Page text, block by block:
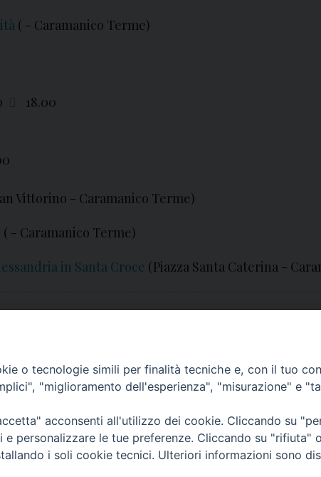
( - Caramanico Terme)
18.00
Vittorino - Caramanico Terme)
( - Caramanico Terme)
in Santa Croce (Piazza Santa Caterina -
COPYRIGHT 2020 © ARCIDIOCESI
o tecnologie simili per finalità tecniche e, con il tuo
"miglioramento dell'esperienza", "misurazione" e
acconsenti all'utilizzo dei cookie. Cliccando su
personalizzare le tue preferenze. Cliccando su "rifiuta"
i soli cookie tecnici. Ulteriori informazioni sono